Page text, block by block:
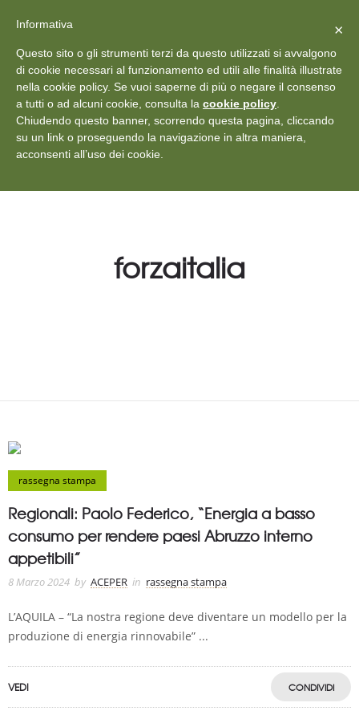
+39 011 18867102 info@aceper.it Statuto
Aceper
forzaitalia
rassegna stampa
Regionali: Paolo Federico, “Energia a basso
consumo per rendere paesi Abruzzo interno
appetibili”
8 Marzo 2024 by ACEPER in rassegna stampa
L’AQUILA – “La nostra regione deve diventare un modello per la
produzione di energia rinnovabile” ...
VEDI CONDIVIDI
Vedi: Protezione dei dati personali ×
Informativa
Questo sito o gli strumenti terzi da questo utilizzati si avvalgono
di cookie necessari al funzionamento ed utili alle finalità illustrate
nella cookie policy. Se vuoi saperne di più o negare il consenso
a tutti o ad alcuni cookie, consulta la cookie policy
Chiudendo questo banner, scorrendo questa pagina, cliccando
su un link o proseguendo la navigazione in altra maniera,
acconsenti all’uso dei cookie.